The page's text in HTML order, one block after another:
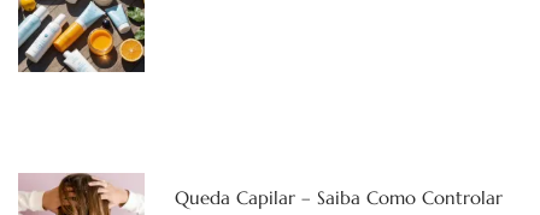
Queda Capilar – Saiba Como Controlar